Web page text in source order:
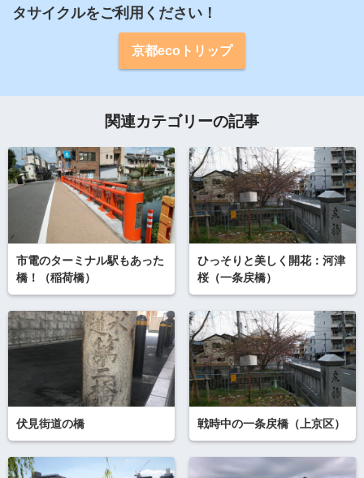
タサイクルをご利用ください！
京都ecoトリップ
関連カテゴリーの記事
市電のターミナル駅もあった
橋！（稲荷橋）
ひっそりと美しく開花：河津
桜（一条戻橋）
伏見街道の橋 戦時中の一条戻橋（上京区）